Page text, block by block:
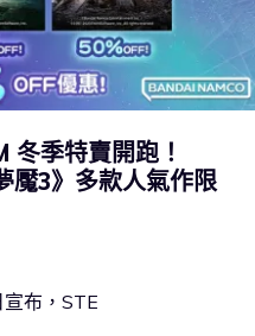
冬季特賣開跑！
魘3》多款人氣作限
布，STE